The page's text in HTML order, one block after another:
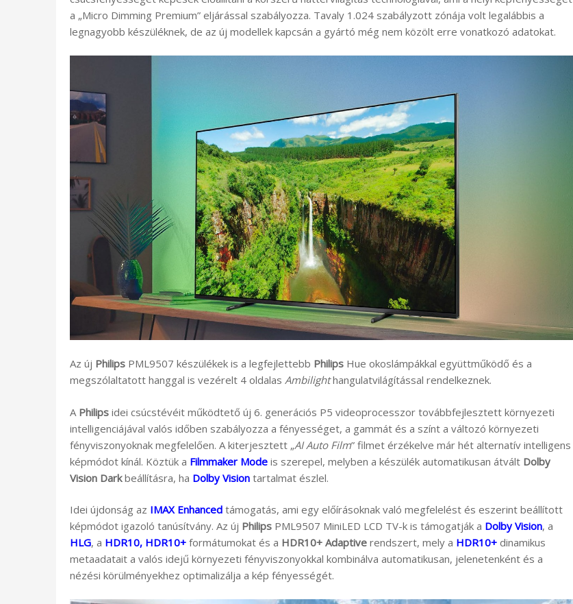
a „Micro Dimming Premium” eljárással szabályozza. Tavaly 1.024 szabályzott zónája volt legalábbis a
legnagyobb készüléknek, de az új modellek kapcsán a gyártó még nem közölt erre vonatkozó adatokat.
Az új Philips PML9507 készülékek is a legfejlettebb Philips Hue okoslámpákkal együttműködő és a
megszólaltatott hanggal is vezérelt 4 oldalas Ambilighthangulatvilágítással rendelkeznek.
A Philips idei csúcstévéit működtető új 6. generációs P5 videoprocesszor továbbfejlesztett környezeti
intelligenciájával valós időben szabályozza a fényességet, a gammát és a színt a változó környezeti
fényviszonyoknak megfelelően. A kiterjesztett „AI Auto Film” filmet érzékelve már hét alternatív intelligens
képmódot kínál. Köztük a Filmmaker Mode is szerepel, melyben a készülék automatikusan átvált Dolby
Vision Darkbeállításra, ha Dolby Vision tartalmat észlel.
Idei újdonság az IMAX Enhanced támogatás, ami egy előírásoknak való megfelelést és eszerint beállított
képmódot igazoló tanúsítvány. Az új Philips PML9507 MiniLED LCD TV-k is támogatják a Dolby Vision, a
HLG, a HDR10, HDR10+ formátumokat és a HDR10+ Adaptive rendszert, mely a HDR10+ dinamikus
metaadatait a valós idejű környezeti fényviszonyokkal kombinálva automatikusan, jelenetenként és a
nézési körülményekhez optimalizálja a kép fényességét.